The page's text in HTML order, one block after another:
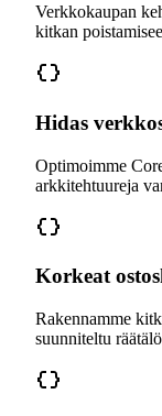
Verkkokaupan
kitkan
Hidas
Optimoimme
arkkitehtuureja
Korkeat
Rakennamme
suunniteltu